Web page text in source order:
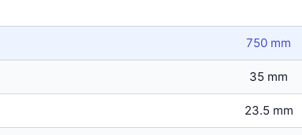
750 mm
35 mm
23.5 mm